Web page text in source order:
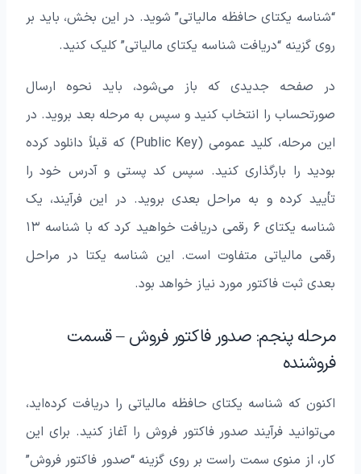
“شناسه یکتای حافظه مالیاتی” شوید. در این بخش، باید بر
روی گزینه “دریافت شناسه یکتای مالیاتی” کلیک کنید.
در صفحه جدیدی که باز می‌شود، باید نحوه ارسال
صورتحساب را انتخاب کنید و سپس به مرحله بعد بروید. در
این مرحله، کلید عمومی (Public Key) که قبلاً دانلود کرده
بودید را بارگذاری کنید. سپس کد پستی و آدرس خود را
تأیید کرده و به مراحل بعدی بروید. در این فرآیند، یک
شناسه یکتای ۶ رقمی دریافت خواهید کرد که با شناسه ۱۳
رقمی مالیاتی متفاوت است. این شناسه یکتا در مراحل
بعدی ثبت فاکتور مورد نیاز خواهد بود.
مرحله پنجم: صدور فاکتور فروش – قسمت
فروشنده
اکنون که شناسه یکتای حافظه مالیاتی را دریافت کرده‌اید،
می‌توانید فرآیند صدور فاکتور فروش را آغاز کنید. برای این
کار، از منوی سمت راست بر روی گزینه “صدور فاکتور فروش”